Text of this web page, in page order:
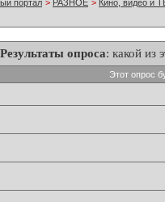
портал > РАЗНОЕ > Кино, видео и
Результаты опроса: какой из
Этот опрос